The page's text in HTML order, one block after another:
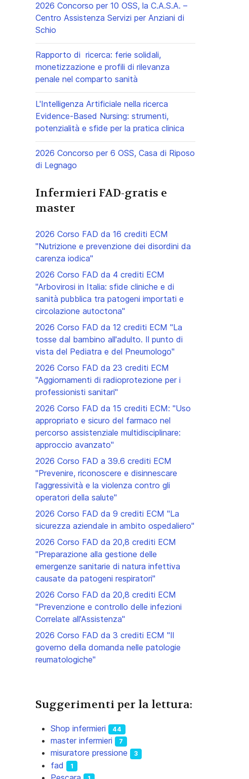
2026 Concorso per 10 OSS, la C.A.S.A. –
Centro Assistenza Servizi per Anziani di
Schio
Rapporto di ricerca: ferie solidali,
monetizzazione e profili di rilevanza
penale nel comparto sanità
L'Intelligenza Artificiale nella ricerca
Evidence-Based Nursing: strumenti,
potenzialità e sfide per la pratica clinica
2026 Concorso per 6 OSS, Casa di Riposo
di Legnago
Infermieri FAD-gratis e
master
2026 Corso FAD da 16 crediti ECM
"Nutrizione e prevenzione dei disordini da
carenza iodica"
2026 Corso FAD da 4 crediti ECM
"Arbovirosi in Italia: sfide cliniche e di
sanità pubblica tra patogeni importati e
circolazione autoctona"
2026 Corso FAD da 12 crediti ECM "La
tosse dal bambino all'adulto. Il punto di
vista del Pediatra e del Pneumologo"
2026 Corso FAD da 23 crediti ECM
"Aggiornamenti di radioprotezione per i
professionisti sanitari"
2026 Corso FAD da 15 crediti ECM: "Uso
appropriato e sicuro del farmaco nel
percorso assistenziale multidisciplinare:
approccio avanzato"
2026 Corso FAD a 39.6 crediti ECM
"Prevenire, riconoscere e disinnescare
l'aggressività e la violenza contro gli
operatori della salute"
2026 Corso FAD da 9 crediti ECM "La
sicurezza aziendale in ambito ospedaliero"
2026 Corso FAD da 20,8 crediti ECM
"Preparazione alla gestione delle
emergenze sanitarie di natura infettiva
causate da patogeni respiratori"
2026 Corso FAD da 20,8 crediti ECM
"Prevenzione e controllo delle infezioni
Correlate all'Assistenza"
2026 Corso FAD da 3 crediti ECM "Il
governo della domanda nelle patologie
reumatologiche"
Suggerimenti per la lettura:
Shop infermieri 44
master infermieri 7
misuratore pressione 3
fad 1